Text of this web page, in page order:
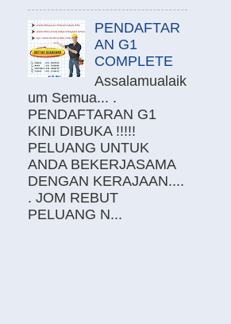
PENDAFTAR
AN G1
COMPLETE
Assalamualaik
um Semua... .
PENDAFTARAN G1
KINI DIBUKA !!!!!
PELUANG UNTUK
ANDA BEKERJASAMA
DENGAN KERAJAAN....
. JOM REBUT
PELUANG N...